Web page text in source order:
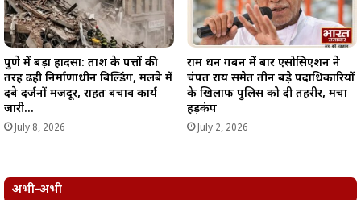
पुणे में बड़ा हादसा: ताश के पत्तों की
तरह ढही निर्माणाधीन बिल्डिंग, मलबे में
दबे दर्जनों मजदूर, राहत बचाव कार्य
जारी…
July 8, 2026
राम धन गबन में बार एसोसिएशन ने
चंपत राय समेत तीन बड़े पदाधिकारियों
के खिलाफ पुलिस को दी तहरीर, मचा
हड़कंप
July 2, 2026
अभी-अभी